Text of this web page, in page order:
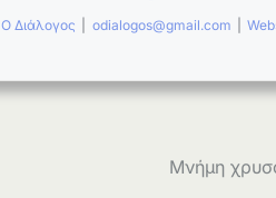
Ο Διάλογος odialogos@gmail.com
Μνήμη